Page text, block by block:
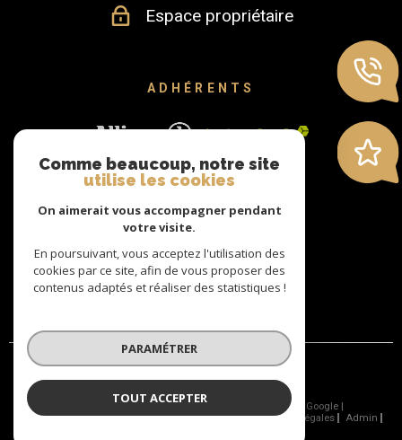
Espace propriétaire
ADHÉRENTS
© 2026 | Tous droits réservés | Traduction powered by Google |
Nos Honoraires
Nos Honoraires Plan Du Site Mentions Légales
Admin
Comme beaucoup, notre site
utilise les cookies
On aimerait vous accompagner pendant
votre visite.
En poursuivant, vous acceptez l'utilisation des
cookies par ce site, afin de vous proposer des
contenus adaptés et réaliser des statistiques !
PARAMÉTRER
TOUT ACCEPTER